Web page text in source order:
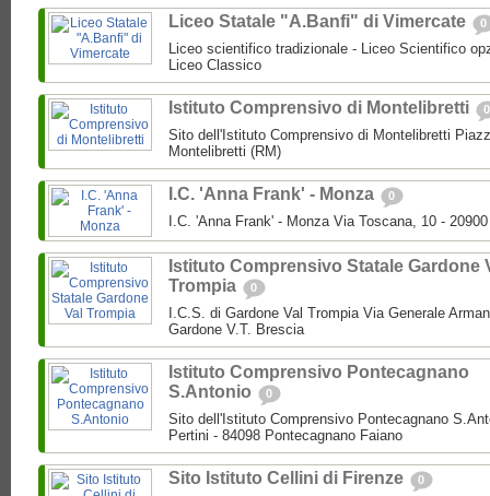
Liceo Statale "A.Banfi" di Vimercate 0
Liceo scientifico tradizionale - Liceo Scientifico
Liceo Classico
Istituto Comprensivo di Montelibretti 0
Sito dell'Istituto Comprensivo di Montelibretti
Montelibretti (RM)
I.C. 'Anna Frank' - Monza 0
I.C. 'Anna Frank' - Monza Via Toscana, 10 -
Istituto Comprensivo Statale Gardone
Trompia
0
I.C.S. di Gardone Val Trompia Via Generale
Gardone V.T. Brescia
Istituto Comprensivo Pontecagnano
S.Antonio
0
Sito dell'Istituto Comprensivo Pontecagnano
Pertini - 84098 Pontecagnano Faiano
Sito Istituto Cellini di Firenze 0